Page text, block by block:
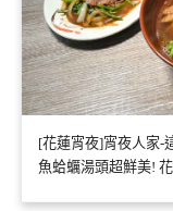
[花蓮宵夜]宵夜人家-
魚蛤蠣湯頭超鮮美!